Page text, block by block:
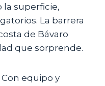
la superficie,
La barrera
de Bávaro
que sorprende.
Con equipo y